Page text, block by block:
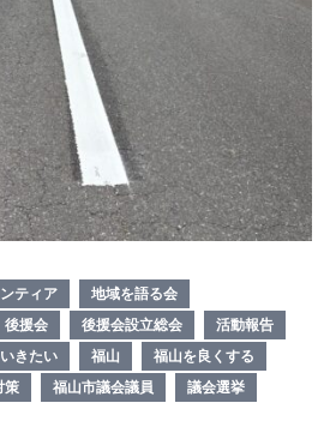
ティア
地域を語る会
後援会 後援会設立総会
活動報告
きたい
福山
福山を良くする
策 福山市議会議員 議会選挙